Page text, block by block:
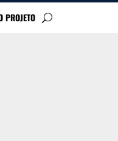
PROJETO